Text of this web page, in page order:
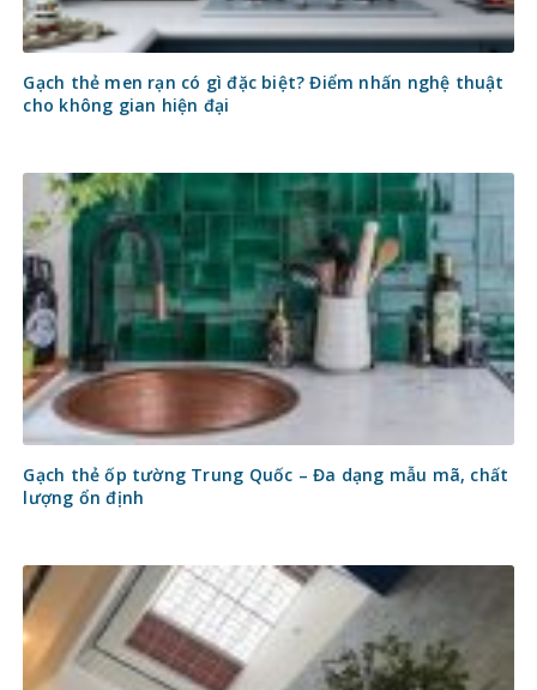
Gạch thẻ men rạn có gì đặc biệt? Điểm nhấn nghệ thuật
cho không gian hiện đại
Gạch thẻ ốp tường Trung Quốc – Đa dạng mẫu mã, chất
lượng ổn định